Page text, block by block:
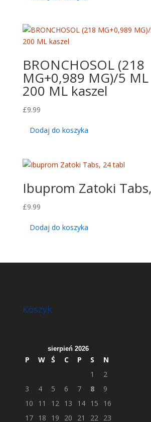
BRONCHOSOL (218
MG+0,989 MG)/5 ML
200 ML kaszel
£9.99
Dodaj do koszyka
Ibuprom Zatoki
£9.99
Dodaj do koszyka
Koszyk
sierpień 2026
P W Ś C P S
N
1
2
3
4 5 6 7 8
9
10
11 12 13 14 15
16
17 18 19 20 21 22 23